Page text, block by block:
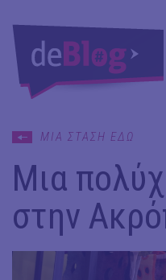
ΜΙΑ ΣΤΑΣΗ ΕΔΩ
Μια
στην